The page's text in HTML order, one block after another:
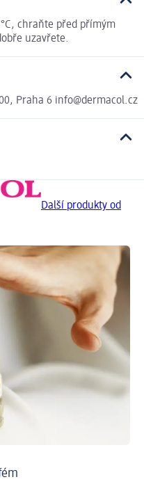
chraňte před přímým
uzavřete.
Praha 6 info@dermacol.cz
Další produkty od